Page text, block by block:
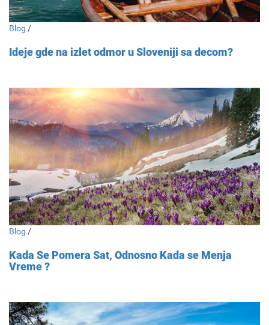
Blog /
Ideje gde na izlet odmor u Sloveniji sa decom?
Blog /
Kada Se Pomera Sat, Odnosno Kada se Menja
Vreme ?